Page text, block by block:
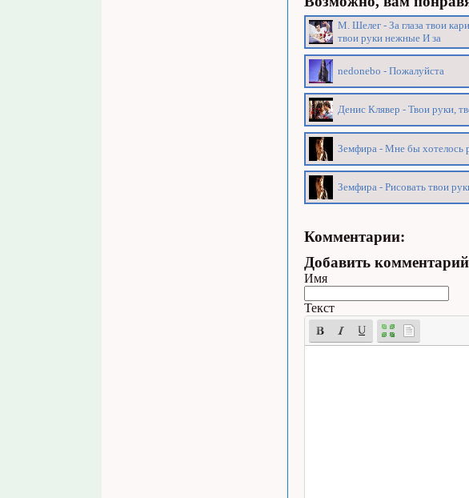
М. Шелег - За глаза твои
твои руки нежные И за
nedonebo - Пожалуйста
Денис Клявер - Твои руки,
Земфира - Мне бы хотелось
Земфира - Рисовать твои
Комментарии:
Добавить комментарий
Имя
Текст